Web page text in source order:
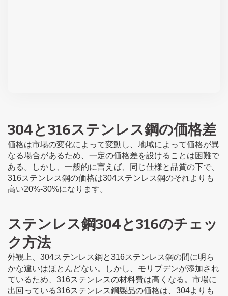
304と316ステンレス鋼の価格差
価格は市場の変化によって変動し、地域によって価格が異
なる場合があるため、一定の価格差を設けることは困難で
ある。しかし、一般的に言えば、同じ仕様と品質の下で、
316ステンレス鋼の価格は304ステンレス鋼のそれよりも
高い20%-30%になります。
ステンレス鋼304と316のチェッ
ク方法
外観上、304ステンレス鋼と316ステンレス鋼の間に明ら
かな違いはほとんどない。しかし、モリブデンが添加され
ているため、316ステンレスの材料費は高くなる。市場に
出回っている316ステンレス鋼製品の価格は、304よりも